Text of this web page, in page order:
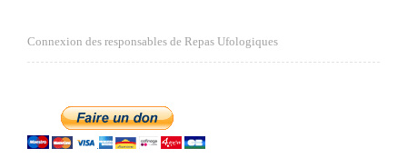
Connexion des responsables de Repas Ufologiques